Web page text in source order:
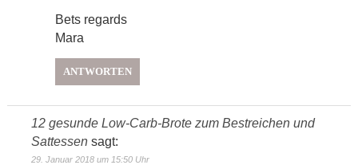
Bets regards
Mara
ANTWORTEN
12 gesunde Low-Carb-Brote zum Bestreichen und
Sattessen sagt:
29. Januar 2018 um 15:50 Uhr